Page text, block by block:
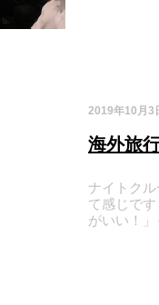
2019年10月3
海外旅
ナイトク
て感じで
がいい！